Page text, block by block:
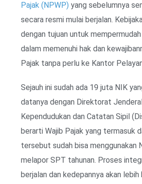
Pajak (NPWP) yang sebelumnya
secara resmi mulai berjalan.
dengan tujuan untuk
dalam memenuhi hak dan
Pajak tanpa perlu ke Kantor
Sejauh ini sudah ada 19 juta NIK
datanya dengan Direktorat
Kependudukan dan Catatan Sipil
berarti Wajib Pajak yang termasuk
tersebut sudah bisa menggunakan
melapor SPT tahunan. Proses
berjalan dan kedepannya akan lebih